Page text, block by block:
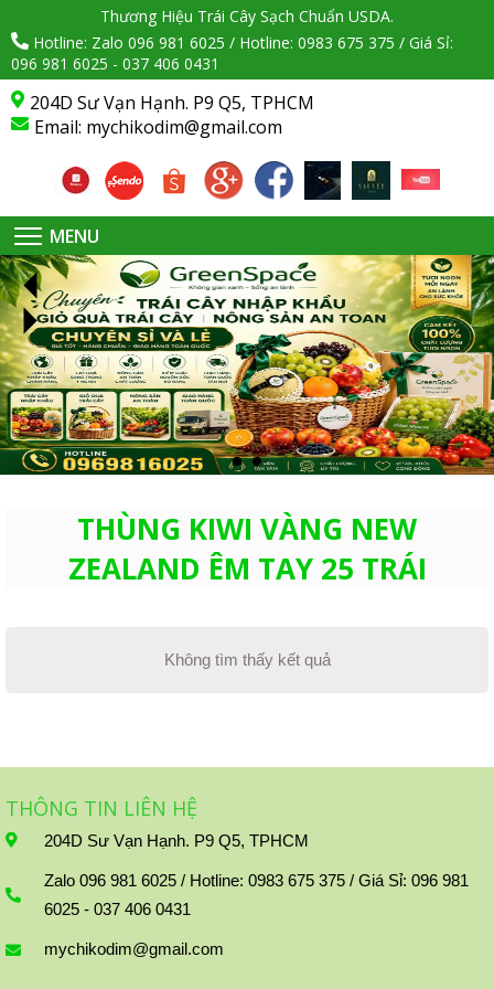
Thương Hiệu Trái Cây Sạch Chuẩn USDA.
Hotline: Zalo 096 981 6025 / Hotline: 0983 675 375 / Giá Sỉ:
096 981 6025 - 037 406 0431
204D Sư Vạn Hạnh. P9 Q5, TPHCM
Email: mychikodim@gmail.com
MENU
THÙNG KIWI VÀNG NEW
ZEALAND ÊM TAY 25 TRÁI
Không tìm thấy kết quả
THÔNG TIN LIÊN HỆ
204D Sư Vạn Hạnh. P9 Q5, TPHCM
Zalo 096 981 6025 / Hotline: 0983 675 375 / Giá Sỉ: 096 981
6025 - 037 406 0431
mychikodim@gmail.com